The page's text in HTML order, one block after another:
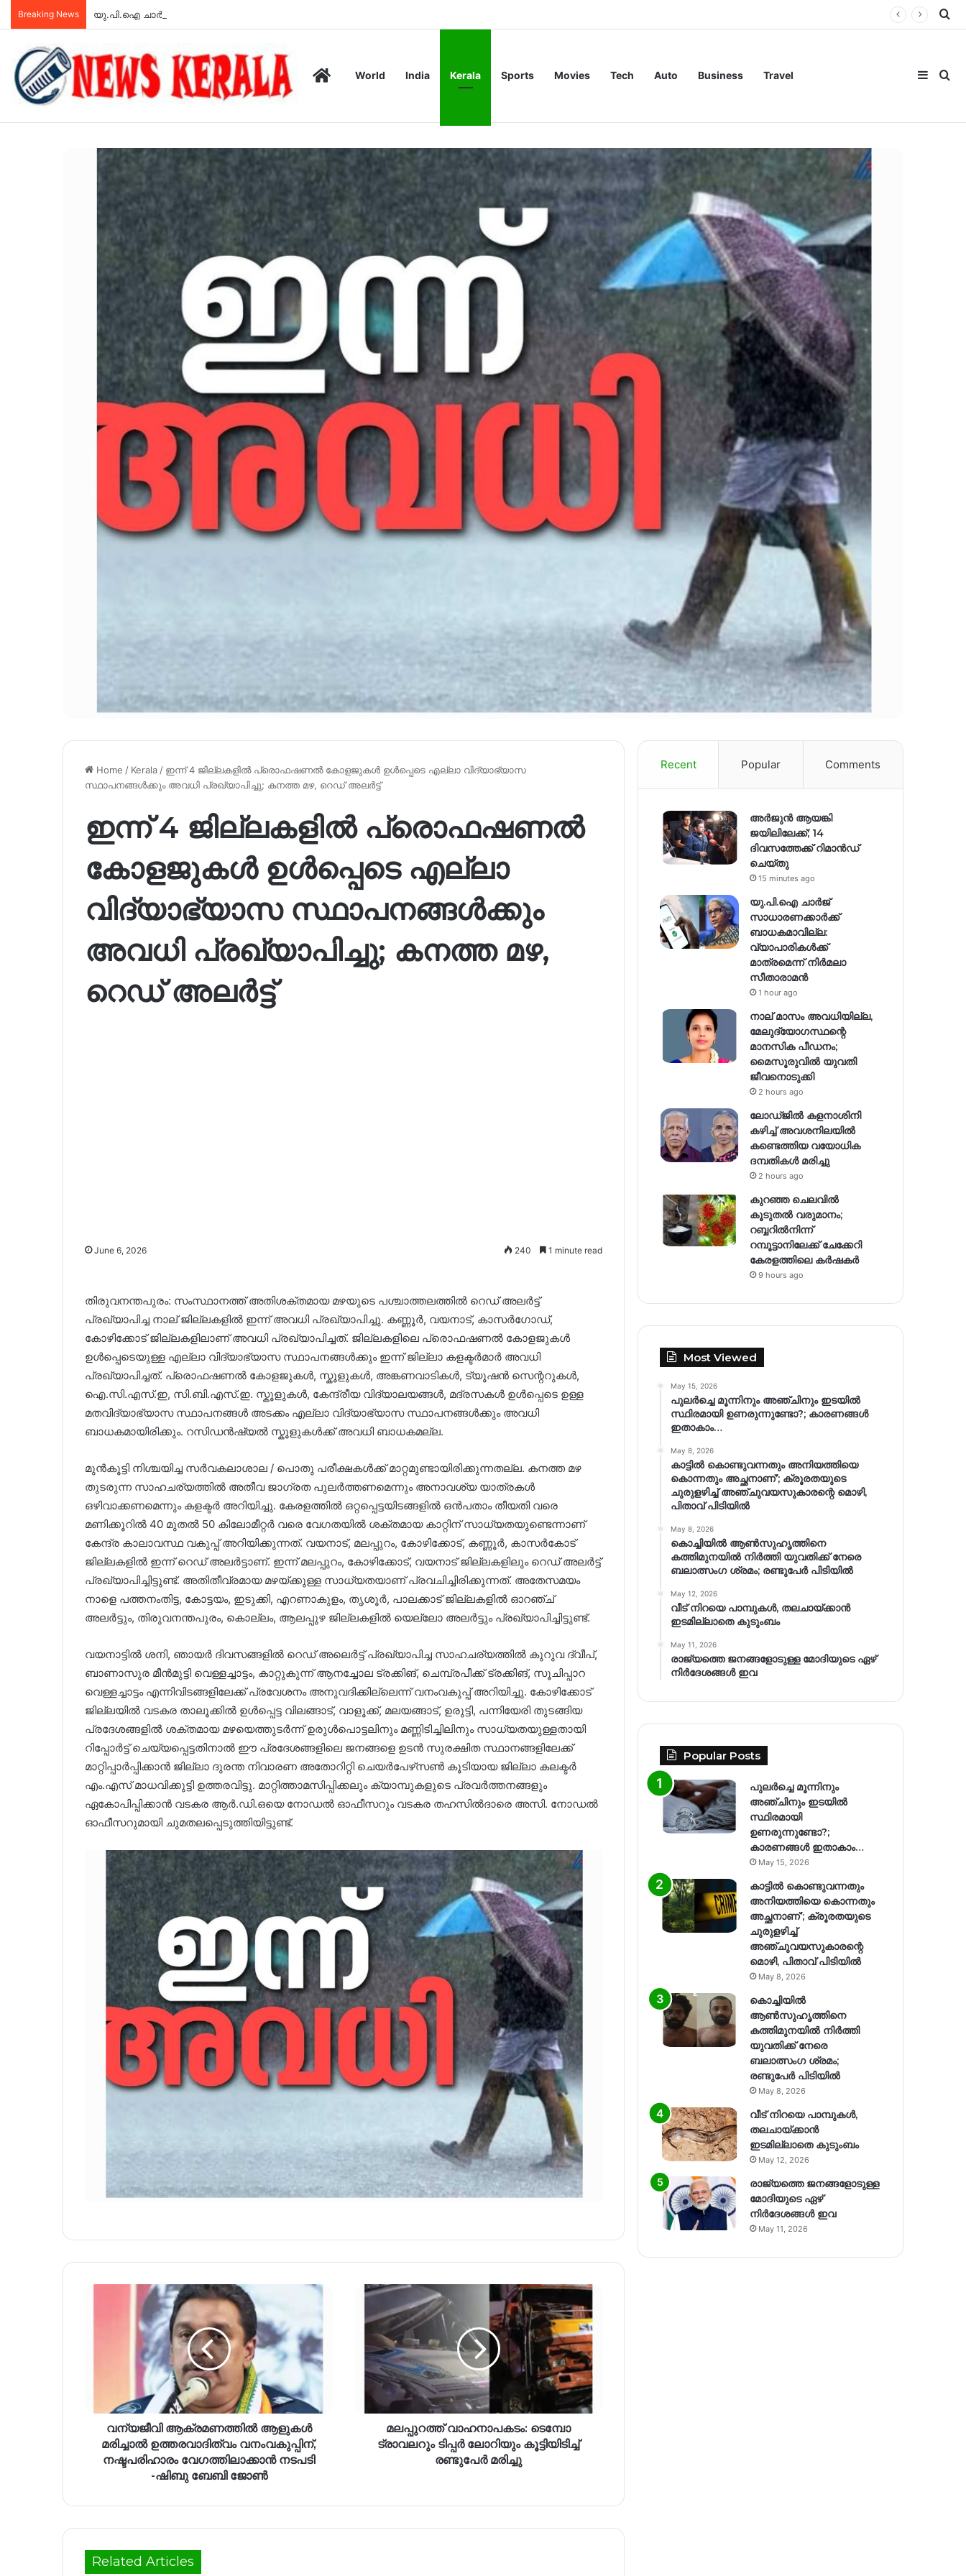
Breaking News യു.പി.ഐ ചാർജ് സാധാരണക്കാർക്ക് ബാധകമാവില്ല: വ്യാപാരികൾക്ക് മാത്രമെന്ന് നിർമലാ സീതാരാമൻ
HomeWorld India Kerala Sports Movies Tech Auto Business Travel
Home / Kerala / ഇന്ന് 4 ജില്ലകളിൽ പ്രൊഫഷണൽ കോളജുകൾ ഉൾപ്പെടെ എല്ലാ വിദ്യാഭ്യാസ
സ്ഥാപനങ്ങൾക്കും അവധി പ്രഖ്യാപിച്ചു; കനത്ത മഴ, റെഡ് അലർട്ട്
ഇന്ന് 4 ജില്ലകളിൽ പ്രൊഫഷണൽ
കോളജുകൾ ഉൾപ്പെടെ എല്ലാ
വിദ്യാഭ്യാസ സ്ഥാപനങ്ങൾക്കും
അവധി പ്രഖ്യാപിച്ചു; കനത്ത മഴ,
റെഡ് അലർട്ട്
June 6, 2026 240 1 minute read
തിരുവനന്തപുരം: സംസ്ഥാനത്ത് അതിശക്തമായ മഴയുടെ പശ്ചാത്തലത്തിൽ റെഡ് അലർട്ട്
പ്രഖ്യാപിച്ച നാല് ജില്ലകളിൽ ഇന്ന് അവധി പ്രഖ്യാപിച്ചു. കണ്ണൂ‍‍ർ, വയനാട്, കാസർഗോഡ്,
കോഴിക്കോട് ജില്ലകളിലാണ് അവധി പ്രഖ്യാപിച്ചത്. ജില്ലകളിലെ പ്രൊഫഷണൽ കോളജുകൾ
ഉൾപ്പെടെയുള്ള എല്ലാ വിദ്യാഭ്യാസ സ്ഥാപനങ്ങൾക്കും ഇന്ന് ജില്ലാ കളക്ടർമാർ അവധി
പ്രഖ്യാപിച്ചത്. പ്രൊഫഷണൽ കോളജുകൾ, സ്കൂളുകൾ, അങ്കണവാടികൾ, ട്യൂഷൻ സെന്ററുകൾ,
ഐ.സി.എസ്.ഇ, സി.ബി.എസ്.ഇ. സ്കൂളുകൾ, കേന്ദ്രീയ വിദ്യാലയങ്ങൾ, മദ്രസകൾ ഉൾപ്പെടെ ഉള്ള
മതവിദ്യാഭ്യാസ സ്ഥാപനങ്ങൾ അടക്കം എല്ലാ വിദ്യാഭ്യാസ സ്ഥാപനങ്ങൾക്കും അവധി
ബാധകമായിരിക്കും. റസിഡൻഷ്യൽ സ്കൂളുകൾക്ക് അവധി ബാധകമല്ല. ​
മുൻകൂട്ടി നിശ്ചയിച്ച സർവകലാശാല / പൊതു പരീക്ഷകൾക്ക് മാറ്റമുണ്ടായിരിക്കുന്നതല്ല. കനത്ത മഴ
തുടരുന്ന സാഹചര്യത്തില്‍ അതീവ ജാഗ്രത പുലര്‍ത്തണമെന്നും അനാവശ്യ യാത്രകള്‍
ഒഴിവാക്കണമെന്നും കളക്ടര്‍ അറിയിച്ചു. കേരളത്തിൽ ഒറ്റപ്പെട്ടയിടങ്ങളിൽ ഒൻപതാം തീയതി വരെ
മണിക്കൂറിൽ 40 മുതൽ 50 കിലോമീറ്റർ വരെ വേഗതയിൽ ശക്തമായ കാറ്റിന് സാധ്യതയുണ്ടെന്നാണ്
കേന്ദ്ര കാലാവസ്ഥ വകുപ്പ് അറിയിക്കുന്നത്. വയനാട്, മലപ്പുറം, കോഴിക്കോട്, കണ്ണൂർ, കാസർകോട്
ജില്ലകളിൽ ഇന്ന് റെഡ് അലർട്ടാണ്. ഇന്ന് മലപ്പുറം, കോഴിക്കോട്, വയനാട് ജില്ലകളിലും റെഡ് അലർട്ട്
പ്രഖ്യാപിച്ചിട്ടുണ്ട്. അതിതീവ്രമായ മഴയ്ക്കുള്ള സാധ്യതയാണ് പ്രവചിച്ചിരിക്കുന്നത്. അതേസമയം
നാളെ പത്തനംതിട്ട, കോട്ടയം, ഇടുക്കി, എറണാകുളം, തൃശൂർ, പാലക്കാട് ജില്ലകളിൽ ഓറഞ്ച്
അലർട്ടും, തിരുവനന്തപുരം, കൊല്ലം, ആലപ്പുഴ ജില്ലകളിൽ യെല്ലോ അലർട്ടും പ്രഖ്യാപിച്ചിട്ടുണ്ട്.
വയനാട്ടിൽ ശനി, ഞായർ ദിവസങ്ങളിൽ റെഡ് അലെർട്ട് പ്രഖ്യാപിച്ച സാഹചര്യത്തിൽ കുറുവ ദ്വീപ്,
ബാണാസുര മീൻമുട്ടി വെള്ളച്ചാട്ടം, കാറ്റുകുന്ന് ആനച്ചോല ട്രക്കിങ്, ചെമ്പ്രപീക്ക് ട്രക്കിങ്, സൂചിപ്പാറ
വെള്ളച്ചാട്ടം എന്നിവിടങ്ങളിലേക്ക് പ്രവേശനം അനുവദിക്കില്ലെന്ന് വനംവകുപ്പ് അറിയിച്ചു. കോഴിക്കോട്
ജില്ലയില്‍ വടകര താലൂക്കില്‍ ഉള്‍പ്പെട്ട വിലങ്ങാട്, വാളൂക്ക്, മലയങ്ങാട്, ഉരുട്ടി, പന്നിയേരി തുടങ്ങിയ
പ്രദേശങ്ങളില്‍ ശക്തമായ മഴയെത്തുടര്‍ന്ന് ഉരുള്‍പൊട്ടലിനും മണ്ണിടിച്ചിലിനും സാധ്യതയുള്ളതായി
റിപ്പോര്‍ട്ട് ചെയ്യപ്പെട്ടതിനാല്‍ ഈ പ്രദേശങ്ങളിലെ ജനങ്ങളെ ഉടന്‍ സുരക്ഷിത സ്ഥാനങ്ങളിലേക്ക്
മാറ്റിപ്പാര്‍പ്പിക്കാന്‍ ജില്ലാ ദുരന്ത നിവാരണ അതോറിറ്റി ചെയര്‍പേഴ്‌സണ്‍ കൂടിയായ ജില്ലാ കലക്ടര്‍
എം.എസ് മാധവിക്കുട്ടി ഉത്തരവിട്ടു. മാറ്റിത്താമസിപ്പിക്കലും ക്യാമ്പുകളുടെ പ്രവര്‍ത്തനങ്ങളും
ഏകോപിപ്പിക്കാന്‍ വടകര ആര്‍.ഡി.ഒയെ നോഡല്‍ ഓഫീസറും വടകര തഹസില്‍ദാരെ അസി. നോഡല്‍
ഓഫീസറുമായി ചുമതലപ്പെടുത്തിയിട്ടുണ്ട്.
വന്യജീവി ആക്രമണത്തിൽ ആളുകൾ
മരിച്ചാൽ ഉത്തരവാദിത്വം വനംവകുപ്പിന്,
നഷ്ടപരിഹാരം വേഗത്തിലാക്കാൻ നടപടി
-ഷിബു ബേബി ജോൺ
മലപ്പുറത്ത് വാഹനാപകടം: ടെമ്പോ
ട്രാവലറും ടിപ്പർ ലോറിയും കൂട്ടിയിടിച്ച്
രണ്ടുപേർ മരിച്ചു
Related Articles
Recent Popular Comments
അർജുൻ ആയങ്കി
ജയിലിലേക്ക്; 14
ദിവസത്തേക്ക് റിമാൻഡ്
ചെയ്തു
15 minutes ago
യു.പി.ഐ ചാർജ്
സാധാരണക്കാർക്ക്
ബാധകമാവില്ല:
വ്യാപാരികൾക്ക്
മാത്രമെന്ന് നിർമലാ
സീതാരാമൻ
1 hour ago
നാല് മാസം അവധിയില്ല,
മേലുദ്യോഗസ്ഥന്റെ
മാനസിക പീഡനം;
മൈസൂരുവിൽ യുവതി
ജീവനൊടുക്കി
2 hours ago
ലോഡ്ജിൽ കളനാശിനി
കഴിച്ച് അവശനിലയിൽ
കണ്ടെത്തിയ വയോധിക
ദമ്പതികൾ മരിച്ചു
2 hours ago
കുറഞ്ഞ ചെലവിൽ
കൂടുതൽ വരുമാനം;
റബ്ബറിൽനിന്ന്
റമ്പൂട്ടാനിലേക്ക് ചേക്കേറി
കേരളത്തിലെ കർഷകർ
9 hours ago
Most Viewed
May 15, 2026
പുലർച്ചെ മൂന്നിനും അഞ്ചിനും ഇടയിൽ
സ്ഥിരമായി ഉണരുന്നുണ്ടോ?; കാരണങ്ങള്‍
ഇതാകാം…
May 8, 2026
കാട്ടിൽ കൊണ്ടുവന്നതും അനിയത്തിയെ
കൊന്നതും അച്ഛനാണ്’; ക്രൂരതയുടെ
ചുരുളഴിച്ച് അഞ്ചുവയസുകാരന്റെ മൊഴി,
പിതാവ് പിടിയിൽ
May 8, 2026
കൊച്ചിയിൽ ആൺസുഹൃത്തിനെ
കത്തിമുനയിൽ നിർത്തി യുവതിക്ക് നേരെ
ബലാത്സംഗ​ ശ്രമം; രണ്ടുപേർ പിടിയിൽ
May 12, 2026
വീട് നിറയെ പാമ്പുകൾ, തലചായ്ക്കാൻ
ഇടമില്ലാതെ കുടുംബം
May 11, 2026
രാജ്യത്തെ ജനങ്ങളോടുള്ള മോദിയുടെ ഏഴ്
നിര്‍ദേശങ്ങള്‍ ഇവ
Popular Posts
പുലർച്ചെ മൂന്നിനും
അഞ്ചിനും ഇടയിൽ
സ്ഥിരമായി
ഉണരുന്നുണ്ടോ?;
കാരണങ്ങള്‍ ഇതാകാം…
May 15, 2026
കാട്ടിൽ കൊണ്ടുവന്നതും
അനിയത്തിയെ കൊന്നതും
അച്ഛനാണ്’; ക്രൂരതയുടെ
ചുരുളഴിച്ച്
അഞ്ചുവയസുകാരന്റെ
മൊഴി, പിതാവ് പിടിയിൽ
May 8, 2026
കൊച്ചിയിൽ
ആൺസുഹൃത്തിനെ
കത്തിമുനയിൽ നിർത്തി
യുവതിക്ക് നേരെ
ബലാത്സംഗ​ ശ്രമം;
രണ്ടുപേർ പിടിയിൽ
May 8, 2026
വീട് നിറയെ പാമ്പുകൾ,
തലചായ്ക്കാൻ
ഇടമില്ലാതെ കുടുംബം
May 12, 2026
രാജ്യത്തെ ജനങ്ങളോടുള്ള
മോദിയുടെ ഏഴ്
നിര്‍ദേശങ്ങള്‍ ഇവ
May 11, 2026